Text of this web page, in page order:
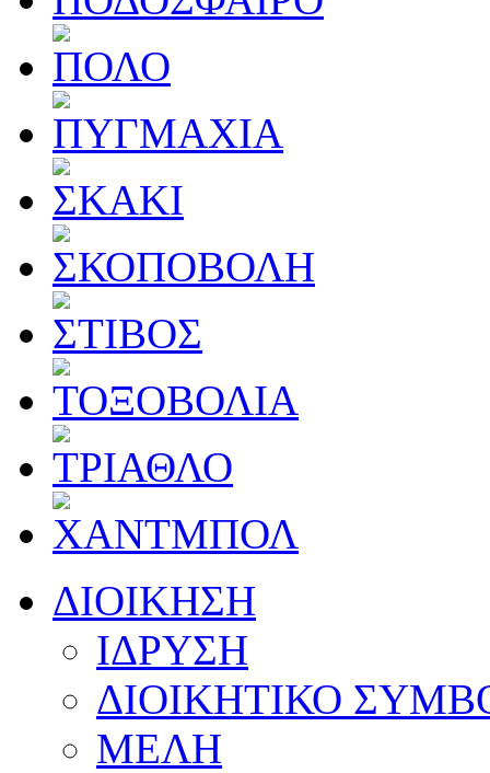
ΔΙΟΙΚΗΣΗ
ΙΔΡΥΣΗ
ΔΙΟΙΚΗΤΙΚΟ
ΜΕΛΗ